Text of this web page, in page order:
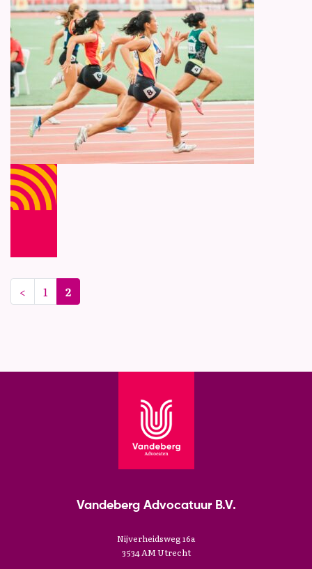
< Previous
1 2
Vandeberg Advocatuur B.V.
Nijverheidsweg 16a
3534 AM Utrecht